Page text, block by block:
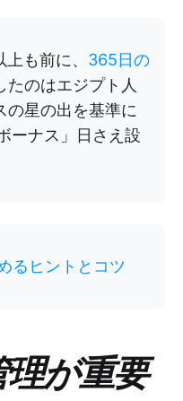
も前に、 365日の
たのはエジプト人
の星の出を基準に
ーナス」日さえ設
るヒントとコツ
が重要